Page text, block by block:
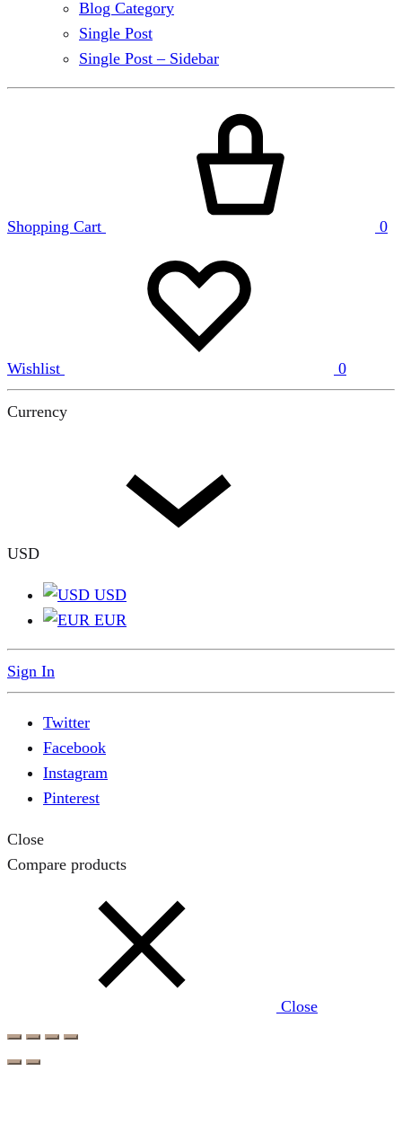
Blog Category
Single Post
Single Post – Sidebar
Shopping Cart 0
Wishlist 0
Currency
USD
USD
EUR
Sign In
Twitter
Facebook
Instagram
Pinterest
Close
Compare products
Close